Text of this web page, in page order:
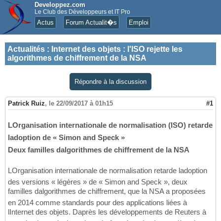
Developpez.com
Le Club des Développeurs et IT Pro
Actus Forum Actualit�s Emploi
Actualités : Internet des objets : l'ISO rejette les
algorithmes de chiffrement de la NSA
Répondre à la discussion
Patrick Ruiz, le 22/09/2017 à 01h15 #1
LOrganisation internationale de normalisation (ISO) retarde
ladoption de « Simon and Speck »
Deux familles dalgorithmes de chiffrement de la NSA
LOrganisation internationale de normalisation retarde ladoption
des versions « légères » de « Simon and Speck », deux
familles dalgorithmes de chiffrement, que la NSA a proposées
en 2014 comme standards pour des applications liées à
lInternet des objets. Daprès les développements de Reuters à